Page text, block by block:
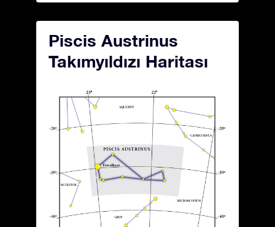
Piscis Austrinus
Takımyıldızı Haritası